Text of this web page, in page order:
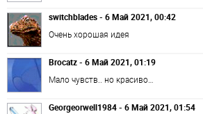
switchblades - 6 Май 2021, 00:42
Очень хорошая идея
Brocatz - 6 Май 2021, 01:19
Мало чувств.. но красиво…
Georgeorwell1984 - 6 Май 2021, 01:54